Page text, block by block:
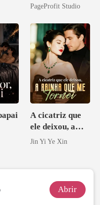
PageProfit Studio
A cicatriz que
ele deixou, a
rainha que me
Jin Yi Ye Xin
Abrir